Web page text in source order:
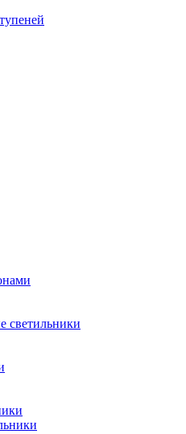
светильники